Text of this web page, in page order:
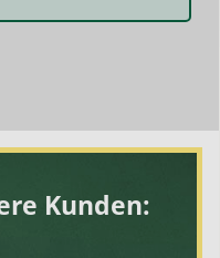
Kunden: